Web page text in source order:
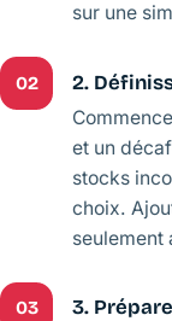
sur une
02 2.
et un
stocks
choix.
seulement
03 3.